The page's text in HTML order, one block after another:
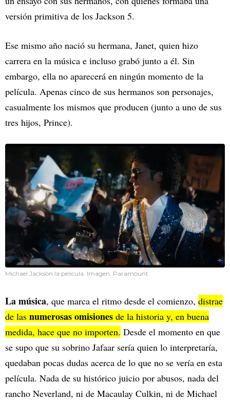
versión primitiva de los Jackson 5.
Ese mismo año nació su hermana, Janet, quien hizo
carrera en la música e incluso grabó junto a él. Sin
embargo, ella no aparecerá en ningún momento de la
película. Apenas cinco de sus hermanos son personajes,
casualmente los mismos que producen (junto a uno de sus
tres hijos, Prince).
Michael Jackson la película. Imagen: Paramount
La música, que marca el ritmo desde el comienzo, distrae
de las numerosas omisiones de la historia y, en buena
medida, hace que no importen. Desde el momento en que
se supo que su sobrino Jafaar sería quien lo interpretaría,
quedaban pocas dudas acerca de lo que no se vería en esta
película. Nada de su histórico juicio por abusos, nada del
rancho Neverland, ni de Macaulay Culkin, ni de Michael